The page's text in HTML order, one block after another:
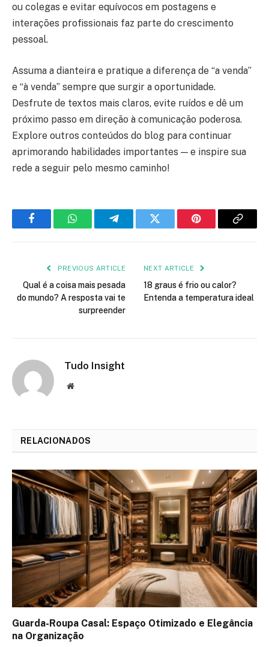
ou colegas e evitar equívocos em postagens e
interações profissionais faz parte do crescimento
pessoal.
Assuma a dianteira e pratique a diferença de “a venda”
e “à venda” sempre que surgir a oportunidade.
Desfrute de textos mais claros, evite ruídos e dê um
próximo passo em direção à comunicação poderosa.
Explore outros conteúdos do blog para continuar
aprimorando habilidades importantes — e inspire sua
rede a seguir pelo mesmo caminho!
FacebookWhatsAppTelegramTwitter Pinterest Copy
PREVIOUS ARTICLE
Qual é a coisa mais pesada
do mundo? A resposta vai te
surpreender
NEXT ARTICLE
18 graus é frio ou calor?
Entenda a temperatura ideal
Tudo Insight
Website
RELACIONADOS
Guarda-Roupa Casal: Espaço Otimizado e Elegância
na Organização